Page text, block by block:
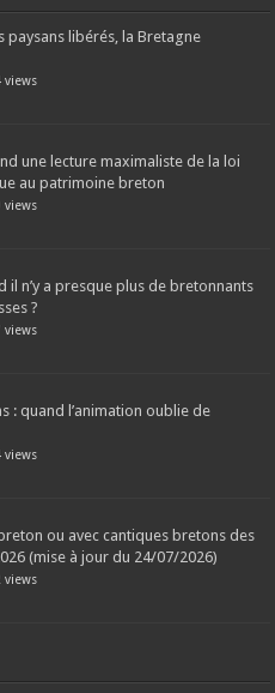
paysans libérés, la Bretagne
views
une lecture maximaliste de la loi
au patrimoine breton
views
il n’y a presque plus de bretonnants
?
views
: quand l’animation oublie de
views
ou avec cantiques bretons des
(mise à jour du 24/07/2026)
views